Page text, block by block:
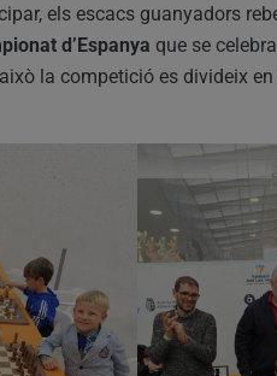
els escacs guanyadors
d’Espanya que se
la competició es divideix en